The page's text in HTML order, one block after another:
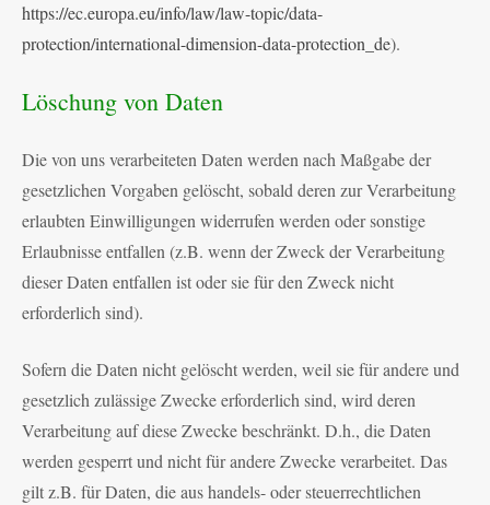
https://ec.europa.eu/info/law/law-topic/data-
protection/international-dimension-data-protection_de).
Löschung von Daten
Die von uns verarbeiteten Daten werden nach Maßgabe der
gesetzlichen Vorgaben gelöscht, sobald deren zur Verarbeitung
erlaubten Einwilligungen widerrufen werden oder sonstige
Erlaubnisse entfallen (z.B. wenn der Zweck der Verarbeitung
dieser Daten entfallen ist oder sie für den Zweck nicht
erforderlich sind).
Sofern die Daten nicht gelöscht werden, weil sie für andere und
gesetzlich zulässige Zwecke erforderlich sind, wird deren
Verarbeitung auf diese Zwecke beschränkt. D.h., die Daten
werden gesperrt und nicht für andere Zwecke verarbeitet. Das
gilt z.B. für Daten, die aus handels- oder steuerrechtlichen